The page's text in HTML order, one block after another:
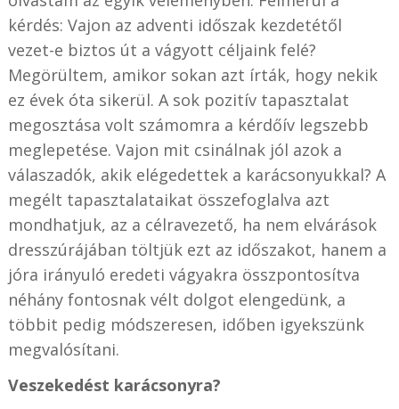
kérdés: Vajon az adventi időszak kezdetétől
vezet-e biztos út a vágyott céljaink felé?
Megörültem, amikor sokan azt írták, hogy nekik
ez évek óta sikerül. A sok pozitív tapasztalat
megosztása volt számomra a kérdőív legszebb
meglepetése. Vajon mit csinálnak jól azok a
válaszadók, akik elégedettek a karácsonyukkal? A
megélt tapasztalataikat összefoglalva azt
mondhatjuk, az a célravezető, ha nem elvárások
dresszúrájában töltjük ezt az időszakot, hanem a
jóra irányuló eredeti vágyakra összpontosítva
néhány fontosnak vélt dolgot elengedünk, a
többit pedig módszeresen, időben igyekszünk
megvalósítani.
Veszekedést karácsonyra?